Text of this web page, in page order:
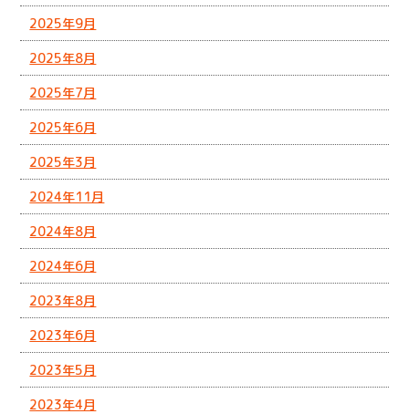
2025年9月
2025年8月
2025年7月
2025年6月
2025年3月
2024年11月
2024年8月
2024年6月
2023年8月
2023年6月
2023年5月
2023年4月